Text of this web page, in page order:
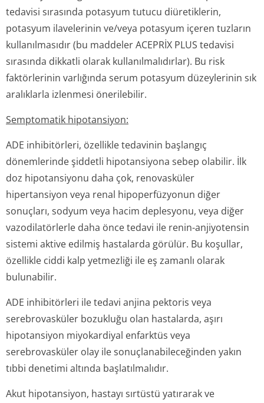
tedavisi sırasında potasyum tutucu diüretiklerin,
potasyum ilavelerinin ve/veya potasyum içeren tuzların
kullanılmasıdır (bu maddeler ACEPRİX PLUS tedavisi
sırasında dikkatli olarak kullanılmalıdı­rlar). Bu risk
faktörlerinin varlığında serum potasyum düzeylerinin sık
aralıklarla izlenmesi önerilebilir.
Semptomatik hipotansiyon:
ADE inhibitörleri, özellikle tedavinin başlangıç
dönemlerinde şiddetli hipotansiyona sebep olabilir. İlk
doz hipotansiyonu daha çok, renovasküler
hipertansiyon veya renal hipoperfüzyonun diğer
sonuçları, sodyum veya hacim deplesyonu, veya diğer
vazodilatörlerle daha önce tedavi ile renin-anjiyotensin
sistemi aktive edilmiş hastalarda görülür. Bu koşullar,
özellikle ciddi kalp yetmezliği ile eş zamanlı olarak
bulunabilir.
ADE inhibitörleri ile tedavi anjina pektoris veya
serebrovasküler bozukluğu olan hastalarda, aşırı
hipotansiyon miyokardiyal enfarktüs veya
serebrovasküler olay ile sonuçlanabile­ceğinden yakın
tıbbi denetimi altında başlatılmalıdır.
Akut hipotansiyon, hastayı sırtüstü yatırarak ve